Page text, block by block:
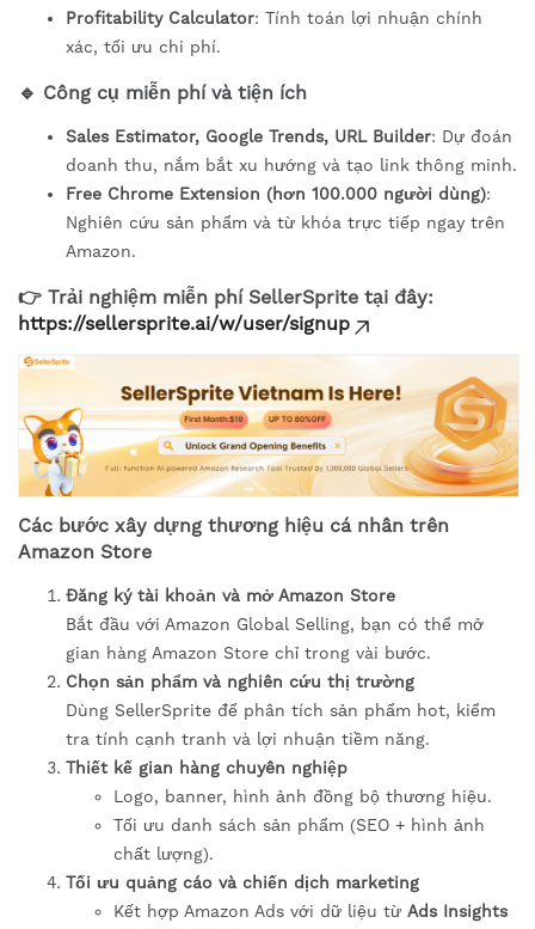
Profitability Calculator: Tính toán lợi nhuận chính
xác, tối ưu chi phí.
🔹 Công cụ miễn phí và tiện ích
Sales Estimator, Google Trends, URL Builder: Dự đoán
doanh thu, nắm bắt xu hướng và tạo link thông minh.
Free Chrome Extension (hơn 100.000 người dùng):
Nghiên cứu sản phẩm và từ khóa trực tiếp ngay trên
Amazon.
👉 Trải nghiệm miễn phí SellerSprite tại đây:
https://sellersprite.ai/w/user/signup
Các bước xây dựng thương hiệu cá nhân trên
Amazon Store
Đăng ký tài khoản và mở Amazon Store
Bắt đầu với Amazon Global Selling, bạn có thể mở
gian hàng Amazon Store chỉ trong vài bước.
Chọn sản phẩm và nghiên cứu thị trường
Dùng SellerSprite để phân tích sản phẩm hot, kiểm
tra tính cạnh tranh và lợi nhuận tiềm năng.
Thiết kế gian hàng chuyên nghiệp
Logo, banner, hình ảnh đồng bộ thương hiệu.
Tối ưu danh sách sản phẩm (SEO + hình ảnh
chất lượng).
Tối ưu quảng cáo và chiến dịch marketing
Kết hợp Amazon Ads với dữ liệu từ Ads Insights